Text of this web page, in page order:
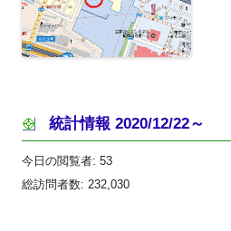
統計情報 2020/12/22～
今日の閲覧者: 53
総訪問者数: 232,030